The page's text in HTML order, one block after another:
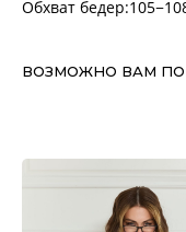
Обхват
ВОЗМОЖНО ВАМ